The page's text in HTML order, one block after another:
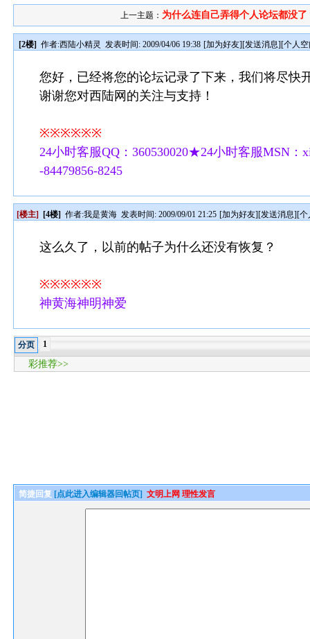
上一主题： 为什么连自己弄得个人论坛都没了
[2楼] 作者:西陆小精灵 发表时间: 2009/04/06 19:38 [加为好友][发送消息][个人
您好，已经将您的论坛记录了下来，我们将尽快
谢谢您对西陆网的关注与支持！
※※※※※※
24小时客服QQ：360530020★24小时客服MSN
-84479856-8245
[楼主] [4楼] 作者:我是黄海 发表时间: 2009/09/01 21:25 [加为好友][发送消息][个
这么久了，以前的帖子为什么还没有恢复？
※※※※※※
神黄海神明神爱
分页 1
彩推荐>>
简捷回复 [点此进入编辑器回帖页] 文明上网 理性发言